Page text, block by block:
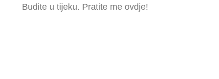
Budite u tijeku. Pratite me ovdje!